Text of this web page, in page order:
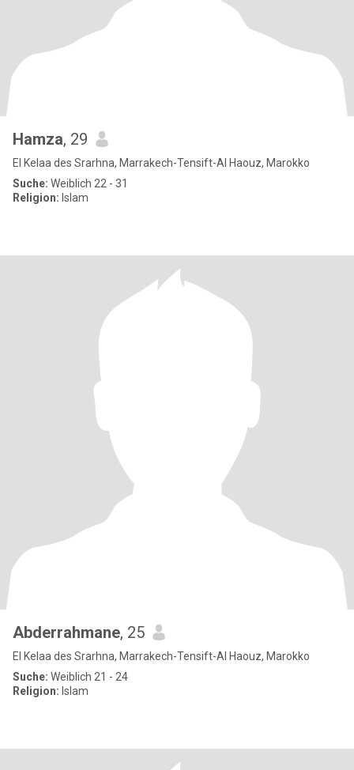
Hamza, 29
El Kelaa des Srarhna, Marrakech-Tensift-Al Haouz, Marokko
Suche: Weiblich 22 - 31
Religion: Islam
Abderrahmane, 25
El Kelaa des Srarhna, Marrakech-Tensift-Al Haouz, Marokko
Suche: Weiblich 21 - 24
Religion: Islam